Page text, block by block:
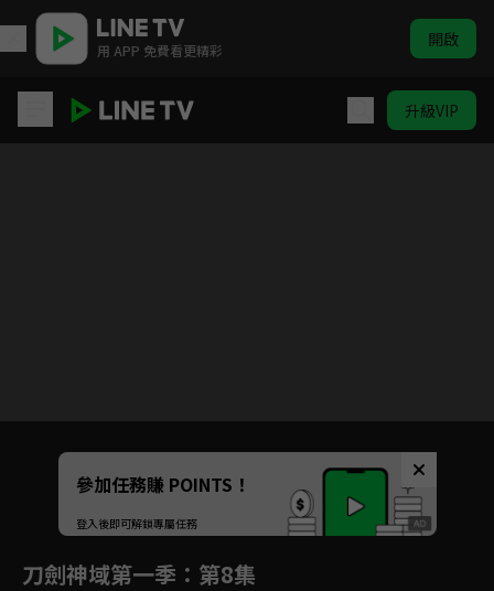
用 APP 免費看更精彩 開啟
升級VIP
Unmute
如有不便請見諒
參加任務賺 POINTS！
登入後即可解鎖專屬任務
刀劍神域第一季 ：第8集